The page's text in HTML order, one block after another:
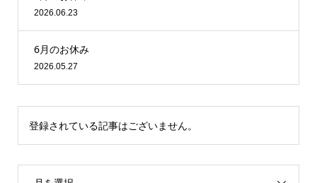
2026.06.23
6月のお休み
2026.05.27
登録されている記事はございません。